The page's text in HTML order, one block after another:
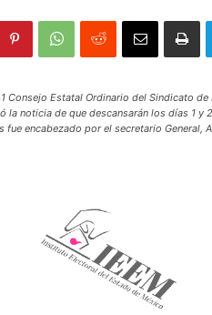
Consejo Estatal Ordinario del Sindicato
la noticia de que descansarán los días 1
encabezado por el secretario General,